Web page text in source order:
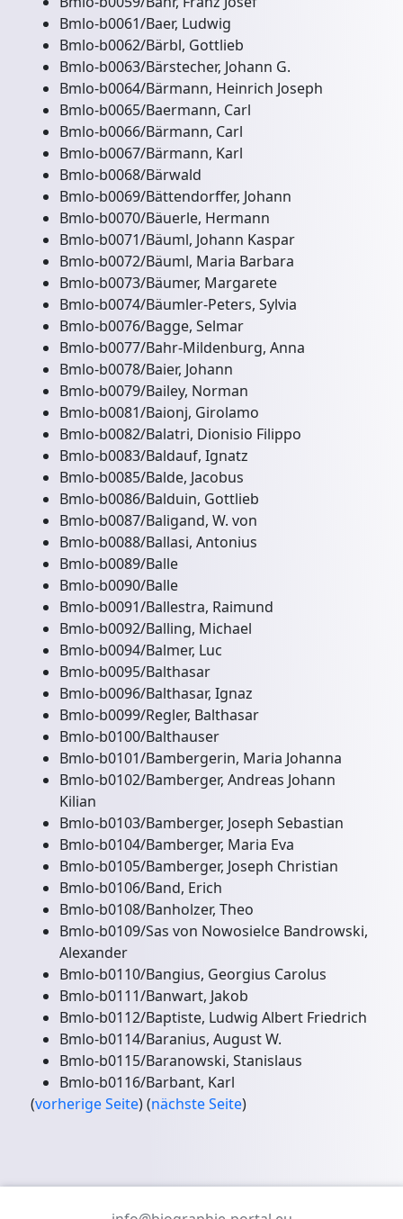
Bmlo-b0061/Baer, Ludwig
Bmlo-b0062/Bärbl, Gottlieb
Bmlo-b0063/Bärstecher, Johann G.
Bmlo-b0064/Bärmann, Heinrich Joseph
Bmlo-b0065/Baermann, Carl
Bmlo-b0066/Bärmann, Carl
Bmlo-b0067/Bärmann, Karl
Bmlo-b0068/Bärwald
Bmlo-b0069/Bättendorffer, Johann
Bmlo-b0070/Bäuerle, Hermann
Bmlo-b0071/Bäuml, Johann Kaspar
Bmlo-b0072/Bäuml, Maria Barbara
Bmlo-b0073/Bäumer, Margarete
Bmlo-b0074/Bäumler-Peters, Sylvia
Bmlo-b0076/Bagge, Selmar
Bmlo-b0077/Bahr-Mildenburg, Anna
Bmlo-b0078/Baier, Johann
Bmlo-b0079/Bailey, Norman
Bmlo-b0081/Baionj, Girolamo
Bmlo-b0082/Balatri, Dionisio Filippo
Bmlo-b0083/Baldauf, Ignatz
Bmlo-b0085/Balde, Jacobus
Bmlo-b0086/Balduin, Gottlieb
Bmlo-b0087/Baligand, W. von
Bmlo-b0088/Ballasi, Antonius
Bmlo-b0089/Balle
Bmlo-b0090/Balle
Bmlo-b0091/Ballestra, Raimund
Bmlo-b0092/Balling, Michael
Bmlo-b0094/Balmer, Luc
Bmlo-b0095/Balthasar
Bmlo-b0096/Balthasar, Ignaz
Bmlo-b0099/Regler, Balthasar
Bmlo-b0100/Balthauser
Bmlo-b0101/Bambergerin, Maria Johanna
Bmlo-b0102/Bamberger, Andreas Johann
Kilian
Bmlo-b0103/Bamberger, Joseph Sebastian
Bmlo-b0104/Bamberger, Maria Eva
Bmlo-b0105/Bamberger, Joseph Christian
Bmlo-b0106/Band, Erich
Bmlo-b0108/Banholzer, Theo
Bmlo-b0109/Sas von Nowosielce Bandrowski,
Alexander
Bmlo-b0110/Bangius, Georgius Carolus
Bmlo-b0111/Banwart, Jakob
Bmlo-b0112/Baptiste, Ludwig Albert Friedrich
Bmlo-b0114/Baranius, August W.
Bmlo-b0115/Baranowski, Stanislaus
Bmlo-b0116/Barbant, Karl
(vorherige Seite) (nächste Seite)